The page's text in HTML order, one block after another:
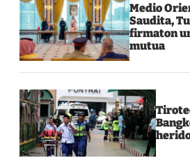
Medio
Saudita,
firmaton
mutua